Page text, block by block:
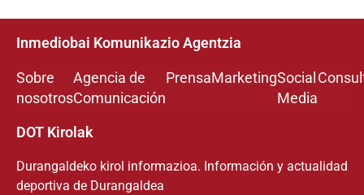
Inmediobai Komunikazio Agentzia
Sobre
nosotros
Agencia de
Comunicación
PrensaMarketingSocial
Media
DOT Kirolak
Durangaldeko kirol informazioa. Información y actualidad
deportiva de Durangaldea